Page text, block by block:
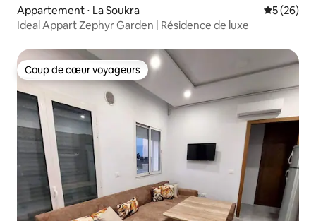
Appartement ⋅ La Soukra
5 (26)
Ideal Appart Zephyr Garden | Résidence de luxe
Coup de cœur voyageurs
Coup de cœur voyageurs